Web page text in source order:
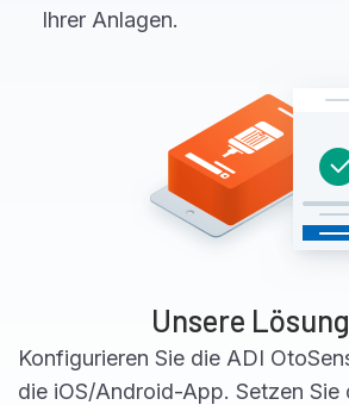
Ihrer Anlagen.
Unsere
Konfigurieren Sie die ADI
die iOS/Android-App. Setzen Sie